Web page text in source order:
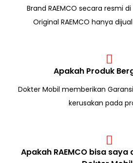
Brand RAEMCO secara resmi
Original RAEMCO hanya
Apakah Produk
Dokter Mobil memberikan
kerusakan pada
Apakah RAEMCO bisa